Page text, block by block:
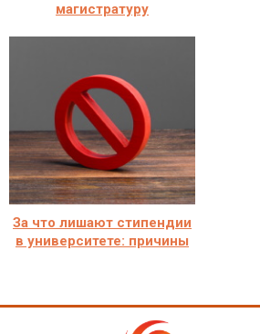
магистратуру
За что лишают стипендии
в университете: причины